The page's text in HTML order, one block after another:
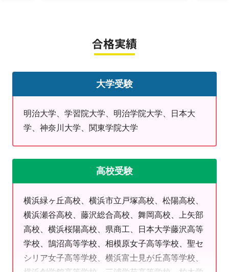
↓実際にご入会いただいた皆さまのお問い合わせのきっ
「学校の授業についていけるようにしたい、自信をもっ
・・・など、どんな方でもお待ちしております！
→苦手を頑張るも、得意を伸ばすも◎
→いずみ野中・領家中・岡津中のテスト対策強化して
♦小学生から高校生（既卒）までフルカバー
→中学受験から、学校進度の対応、高校受験、大学受
験（一般、指定校推薦、公募対策）まで幅広く対応いた
します！
合格実績
大学受験
明治大学、学習院大学、明治学院大学、日本大
学、神奈川大学、関東学院大学
高校受験
横浜緑ヶ丘高校、横浜市立戸塚高校、松陽高校、
横浜瀬谷高校、藤沢総合高校、舞岡高校、上矢部
高校、横浜桜陽高校、県商工、日本大学藤沢高等
学校、鵠沼高等学校、相模原女子高等学校、聖セ
シリア女子高等学校、横浜富士見が丘高等学校、